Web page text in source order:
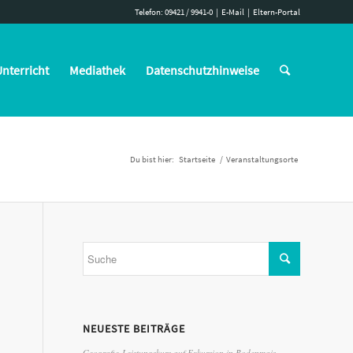
Telefon: 09421 / 9941-0 | E-Mail | Eltern-Portal
Mediathek Datenschutzhinweise
Du bist hier: Startseite / Veranstaltungsorte
NEUESTE BEITRÄGE